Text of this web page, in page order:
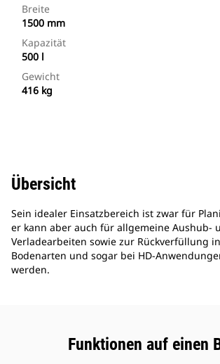
Breite
1500 mm
Kapazität
500 l
Gewicht
416 kg
Übersicht
Sein idealer Einsatzbereich ist zwar für
er kann aber auch für allgemeine Aushub-
Verladearbeiten sowie zur Rückverfüllung
Bodenarten und sogar bei HD-
werden.
Funktionen auf einen